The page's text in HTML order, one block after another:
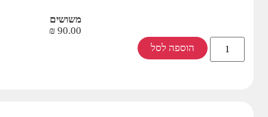
משושים
90.00
₪
הוספה לסל